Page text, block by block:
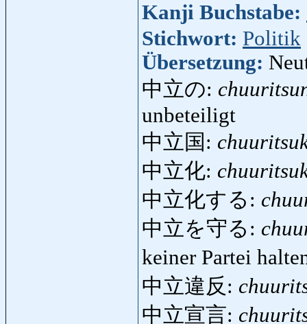
Kanji Buchstabe:
Stichwort: Politik
Übersetzung:
中立の:
unbeteiligt
中立国:
中立化:
中立化する:
中立を守る:
keiner Partei
中立違反:
中立宣言: